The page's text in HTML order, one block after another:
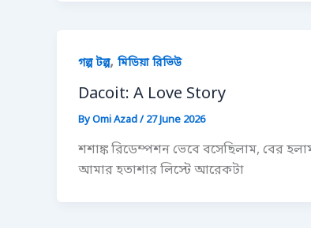
গল্প টল্প, মিডিয়া রিভিউ
Dacoit: A Love Story
ByOmi Azad/27 June 2026
শশাঙ্ক রিডেম্পশন ভেবে বসেছিলাম, বের
আমার হতাশার লিস্টে আরেকটা